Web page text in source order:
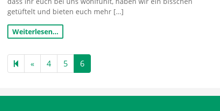
getüftelt und bieten euch mehr […]
Weiterlesen…
« Previous
page
4 5 6